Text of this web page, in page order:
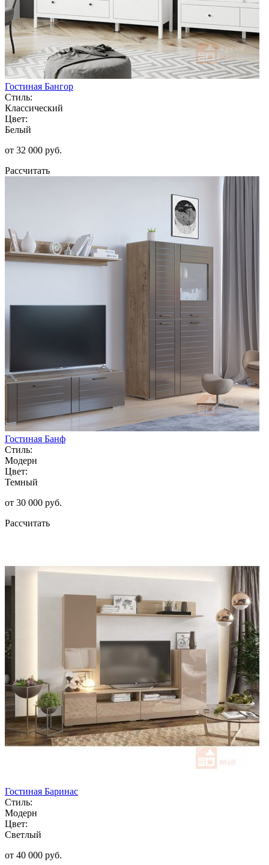
Гостиная Бангор
Стиль:
Классический
Цвет:
Белый
от 32 000 руб.
Рассчитать
Гостиная Банф
Стиль:
Модерн
Цвет:
Темный
от 30 000 руб.
Рассчитать
Гостиная Баринас
Стиль:
Модерн
Цвет:
Светлый
от 40 000 руб.